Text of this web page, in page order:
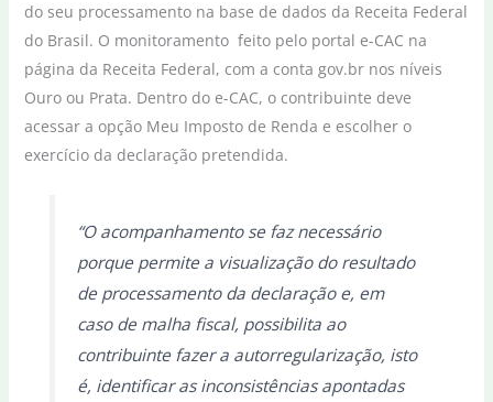
do seu processamento na base de dados da Receita Federal
do Brasil. O monitoramento feito pelo portal e-CAC na
página da Receita Federal, com a conta gov.br nos níveis
Ouro ou Prata. Dentro do e-CAC, o contribuinte deve
acessar a opção Meu Imposto de Renda e escolher o
exercício da declaração pretendida.
“O acompanhamento se faz necessário
porque permite a visualização do resultado
de processamento da declaração e, em
caso de malha fiscal, possibilita ao
contribuinte fazer a autorregularização, isto
é, identificar as inconsistências apontadas